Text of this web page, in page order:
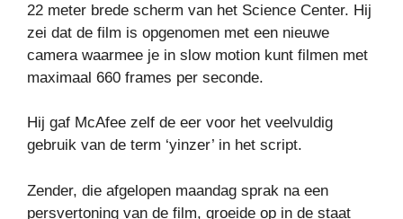
22 meter brede scherm van het Science Center. Hij
zei dat de film is opgenomen met een nieuwe
camera waarmee je in slow motion kunt filmen met
maximaal 660 frames per seconde.
Hij gaf McAfee zelf de eer voor het veelvuldig
gebruik van de term ‘yinzer’ in het script.
Zender, die afgelopen maandag sprak na een
persvertoning van de film, groeide op in de staat